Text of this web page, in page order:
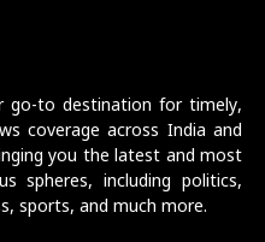
go-to destination for timely,
coverage across India and
you the latest and most
spheres, including politics,
sports, and much more.